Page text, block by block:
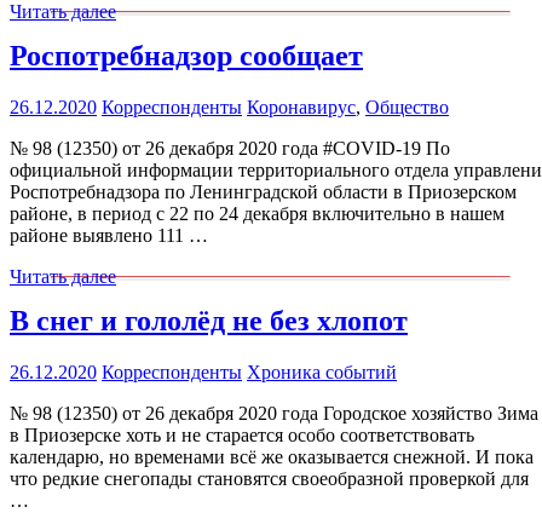
Читать далее
Роспотребнадзор сообщает
26.12.2020 Корреспонденты Коронавирус, Общество
№ 98 (12350) от 26 декабря 2020 года #COVID-19 По
официальной информации территориального отдела
Роспотребнадзора по Ленинградской области в Приозерском
районе, в период с 22 по 24 декабря включительно в нашем
районе выявлено 111 …
Читать далее
В снег и гололёд не без хлопот
26.12.2020 Корреспонденты Хроника событий
№ 98 (12350) от 26 декабря 2020 года Городское хозяйство Зима
в Приозерске хоть и не старается особо соответствовать
календарю, но временами всё же оказывается снежной. И пока
что редкие снегопады становятся своеобразной проверкой для
…